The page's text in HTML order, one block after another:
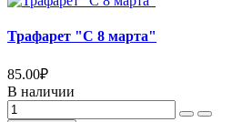
Трафарет "С 8 марта"
85.00₽
В наличии